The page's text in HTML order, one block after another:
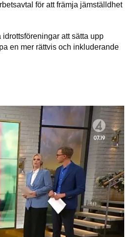
för att främja jämställdhet
att sätta upp
en mer rättvis och inkluderande